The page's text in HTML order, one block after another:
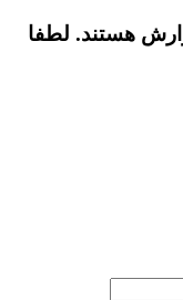
هستند. لطفا